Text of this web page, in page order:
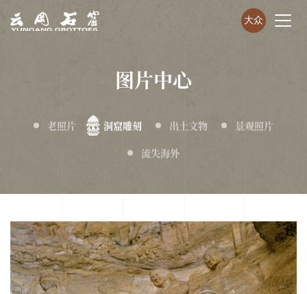
大众
图片中心
老照片 洞窟雕刻 出土文物
景观照片
流失海外